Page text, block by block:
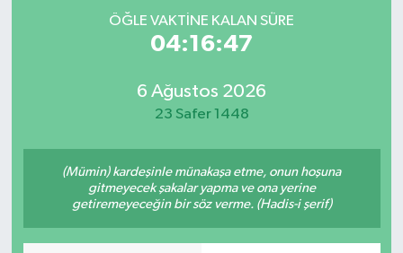
ÖĞLE VAKTINE KALAN SÜRE
04:16:47
6 Ağustos 2026
23 Safer 1448
(Mümin) kardeşinle münakaşa etme, onun hoşuna
gitmeyecek şakalar yapma ve ona yerine
getiremeyeceğin bir söz verme. (Hadis-i şerif)
İskilip
Kargı
Süper Lig Puan Durumu ve Fikstür
Son Dakika Haberleri
Haber Arşivi